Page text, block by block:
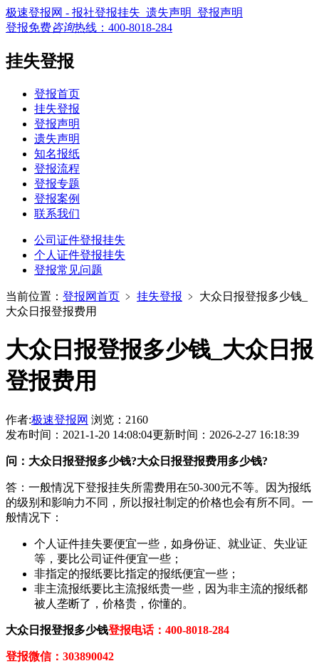
极速登报网 - 报社登报挂失_遗失声明_登报声明
登报免费咨询热线： 400-8018-284
挂失登报
登报首页
挂失登报
登报声明
遗失声明
知名报纸
登报流程
登报专题
登报案例
联系我们
公司证件登报挂失
个人证件登报挂失
登报常见问题
当前位置： 登报网首页 ﹥ 挂失登报 ﹥ 大众日报登报多少钱_
大众日报登报费用
大众日报登报多少钱_大众日报
登报费用
作者:极速登报网 浏览：2160
发布时间：2021-1-20 14:08:04更新时间：2026-2-27 16:18:39
问：大众日报登报多少钱?大众日报登报费用多少钱?
答：一般情况下登报挂失所需费用在50-300元不等。因为报纸
的级别和影响力不同，所以报社制定的价格也会有所不同。一
般情况下：
个人证件挂失要便宜一些，如身份证、就业证、失业证
等，要比公司证件便宜一些；
非指定的报纸要比指定的报纸便宜一些；
非主流报纸要比主流报纸贵一些，因为非主流的报纸都
被人垄断了，价格贵，你懂的。
大众日报登报多少钱登报电话：400-8018-284
登报微信：303890042